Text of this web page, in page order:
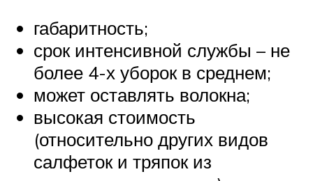
габаритность;
срок интенсивной службы – не
более 4-х уборок в среднем;
может оставлять волокна;
высокая стоимость
(относительно других видов
салфеток и тряпок из